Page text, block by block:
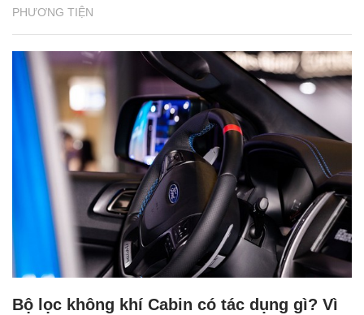
PHƯƠNG TIỆN
Bộ lọc không khí Cabin có tác dụng gì? Vì